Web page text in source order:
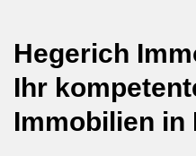
Hegerich
Ihr
Immobilien in